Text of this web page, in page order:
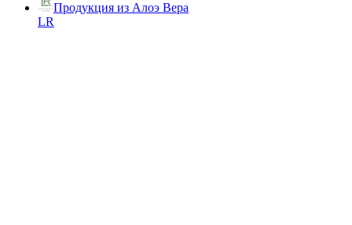
Продукция из Алоэ Вера
LR